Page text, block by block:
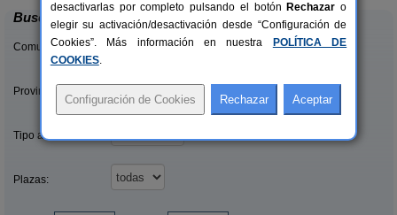
Buscar
Comunidades:
Provincias/Islas:
Tipo alquiler:
Plazas:
desactivarlas por completo pulsando el botón Rechazar o
elegir su activación/desactivación desde “Configuración de
Cookies”. Más información en nuestra
POLÍTICA DE
COOKIES.